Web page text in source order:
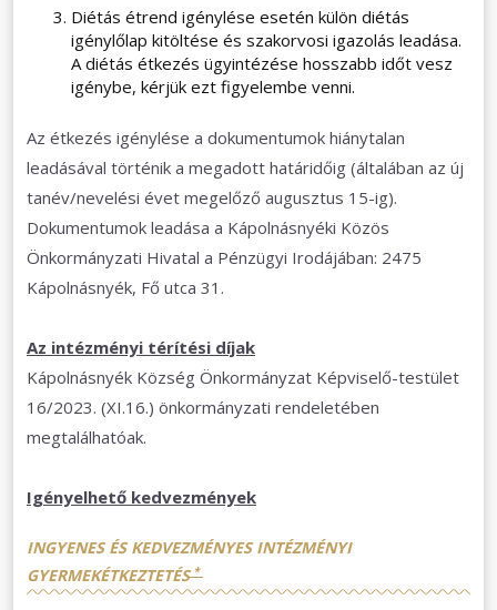
Diétás étrend igénylése esetén külön diétás
igénylőlap kitöltése és szakorvosi igazolás leadása.
A diétás étkezés ügyintézése hosszabb időt vesz
igénybe, kérjük ezt figyelembe venni.
Az étkezés igénylése a dokumentumok hiánytalan
leadásával történik a megadott határidőig (általában az új
tanév/nevelési évet megelőző augusztus 15-ig).
Dokumentumok leadása a Kápolnásnyéki Közös
Önkormányzati Hivatal a Pénzügyi Irodájában: 2475
Kápolnásnyék, Fő utca 31.
Az intézményi térítési díjak
Kápolnásnyék Község Önkormányzat Képviselő-testület
16/2023. (XI.16.) önkormányzati rendeletében
megtalálhatóak.
Igényelhető kedvezmények
INGYENES ÉS KEDVEZMÉNYES INTÉZMÉNYI
GYERMEKÉTKEZTETÉS*